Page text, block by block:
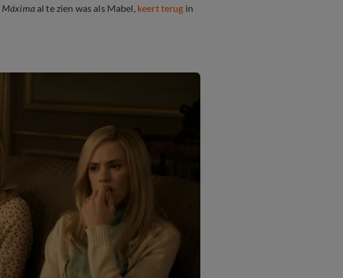
Máxima al te zien was als Mabel, keert terug in